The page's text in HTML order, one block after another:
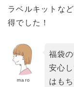
ラベルキットな
得でした！
maro
福袋
安心
はも